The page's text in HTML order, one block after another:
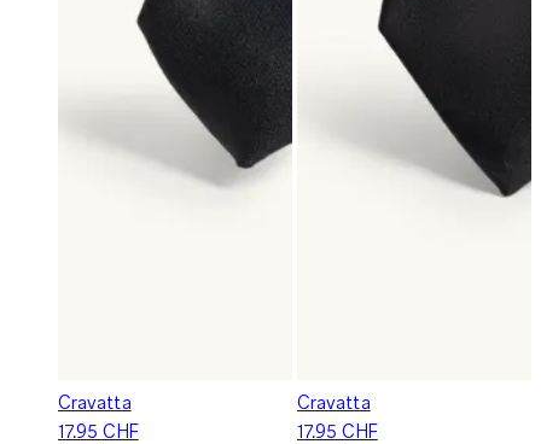
Cravatta
17.95 CHF
Cravatta
17.95 CHF